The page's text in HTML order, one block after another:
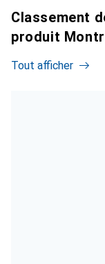
Classement
produit
Tout afficher